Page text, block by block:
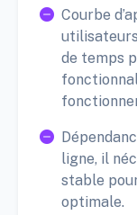
Courbe
de temps
ligne, il
stable
optimale.